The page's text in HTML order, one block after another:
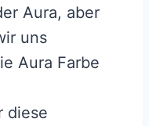
Aura, aber
uns
Aura Farbe
diese